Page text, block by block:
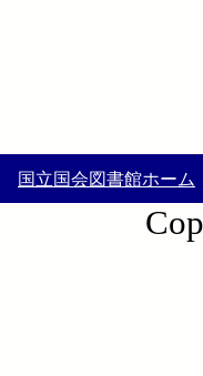
国立国会図書館ホーム